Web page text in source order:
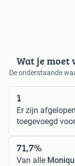
Wat je moet
De onderstaande
1
Er zijn
toegevoegd
71,7%
Van alle